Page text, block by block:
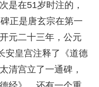
是在51岁时注的，
正是唐玄宗在第一
元二十三年，公元
安皇宫注释了《道德
清宫立了一通碑，